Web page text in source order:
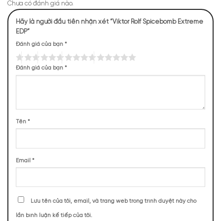
hút, nam tính
NHỮNG NOTE HƯƠNG THEO CẢM NHẬN
3694 (35,67%) 3058 (29,53%) 1478 (14,27%) 814 (7,86%)
Chưa có đánh giá nào.
Hãy là người đầu tiên nhận xét “Viktor Rolf Spicebomb Extreme
EDP”
Đánh giá của bạn *
Đánh giá của bạn *
Tên *
Email *
Lưu tên của tôi, email, và trang web trong trình duyệt này cho
lần bình luận kế tiếp của tôi.